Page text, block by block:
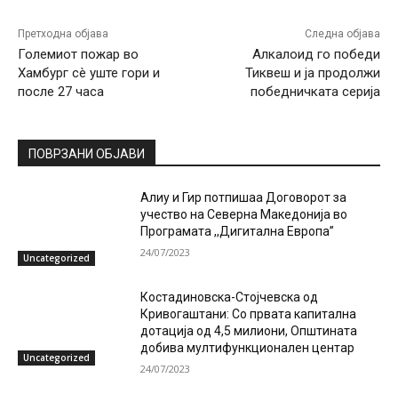
Претходна објава
Големиот пожар во
Хамбург сè уште гори и
после 27 часа
Следна објава
Алкалоид го победи
Тиквеш и ја продолжи
победничката серија
ПОВРЗАНИ ОБЈАВИ
Uncategorized
Алиу и Гир потпишаа Договорот за
учество на Северна Македонија во
Програмата ,,Дигитална Европа”
24/07/2023
Uncategorized
Костадиновска-Стојчевска од
Кривогаштани: Со првата капитална
дотација од 4,5 милиони, Општината
добива мултифункционален центар
24/07/2023